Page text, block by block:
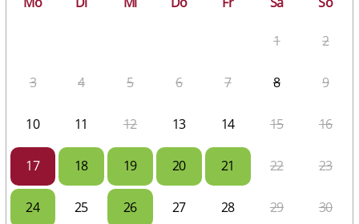
1 2
3 4 5 6 7 8 9
10 11 12 13 14 15 16
17 18 19 20 21 22 23
24 25 26 27 28 29 30